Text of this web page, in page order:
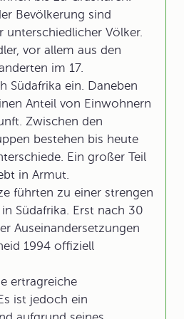
Bevölkerung sind
unterschiedlicher Völker.
vor allem aus den
im 17.
Südafrika ein. Daneben
Anteil von Einwohnern
Zwischen den
bestehen bis heute
Ein großer Teil
in Armut.
führten zu einer strengen
Südafrika. Erst nach 30
Auseinandersetzungen
1994 offiziell
ertragreiche
ist jedoch ein